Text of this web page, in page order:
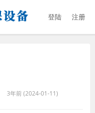
登陆 注册
3年前 (2024-01-11)